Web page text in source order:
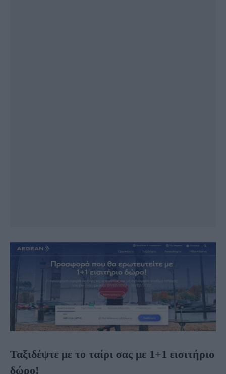
Ταξιδέψτε με το ταίρι σας με 1+1 εισιτήριο
δώρο!